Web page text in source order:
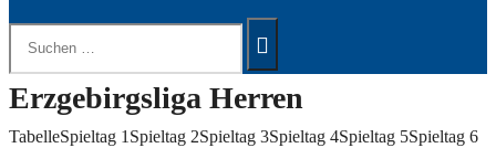
Suchen
nach:
Erzgebirgsliga Herren
TabelleSpieltag 1 Spieltag 2Spieltag 3Spieltag 4Spieltag 5Spieltag 6